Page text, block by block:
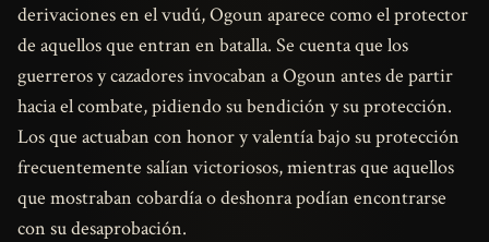
derivaciones en el vudú, Ogoun aparece como el protector
de aquellos que entran en batalla. Se cuenta que los
guerreros y cazadores invocaban a Ogoun antes de partir
hacia el combate, pidiendo su bendición y su protección.
Los que actuaban con honor y valentía bajo su protección
frecuentemente salían victoriosos, mientras que aquellos
que mostraban cobardía o deshonra podían encontrarse
con su desaprobación.